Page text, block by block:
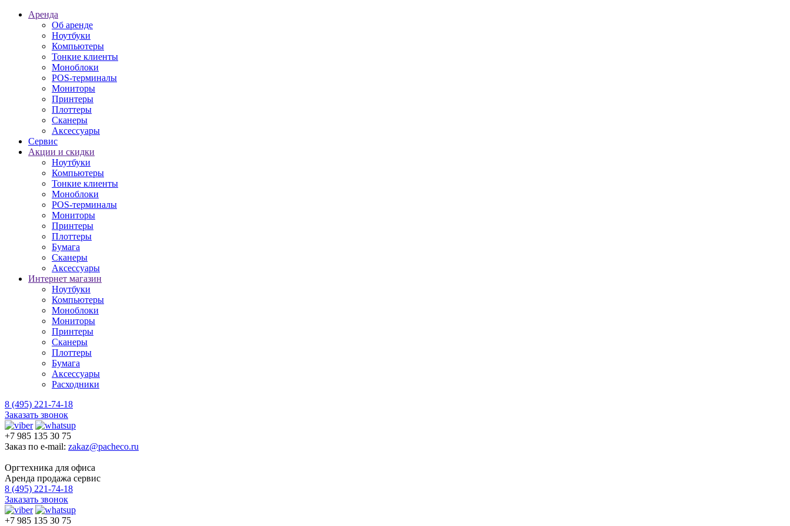
Аренда
Об аренде
Ноутбуки
Компьютеры
Тонкие клиенты
Моноблоки
POS-терминалы
Мониторы
Принтеры
Плоттеры
Сканеры
Аксессуары
Сервис
Акции и скидки
Ноутбуки
Компьютеры
Тонкие клиенты
Моноблоки
POS-терминалы
Мониторы
Принтеры
Плоттеры
Бумага
Сканеры
Аксессуары
Интернет магазин
Ноутбуки
Компьютеры
Моноблоки
Мониторы
Принтеры
Сканеры
Плоттеры
Бумага
Аксессуары
Расходники
8 (495) 221-74-18
Заказать звонок
+7 985 135 30 75
Заказ по e-mail: zakaz@pacheco.ru
Оргтехника для офиса
Аренда продажа сервис
8 (495) 221-74-18
Заказать звонок
+7 985 135 30 75